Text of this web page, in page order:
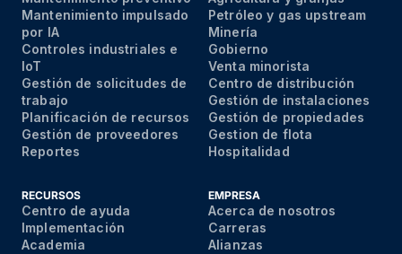
Mantenimiento impulsado
por IA
Controles industriales e
IoT
Gestión de solicitudes de
trabajo
Planificación de recursos
Gestión de proveedores
Reportes
Petróleo y gas upstream
Minería
Gobierno
Venta minorista
Centro de distribución
Gestión de instalaciones
Gestión de propiedades
Gestion de flota
Hospitalidad
RECURSOS
Centro de ayuda
Implementación
Academia
EMPRESA
Acerca de nosotros
Carreras
Alianzas